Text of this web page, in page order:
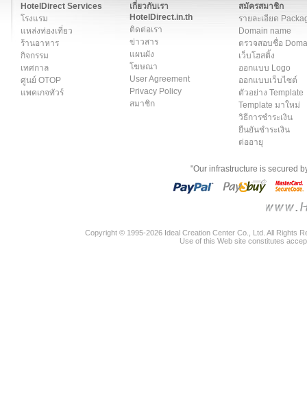
HotelDirect Services
โรงแรม
แหล่งท่องเที่ยว
ร้านอาหาร
กิจกรรม
เทศกาล
ศูนย์ OTOP
แพคเกจทัวร์
เกี่ยวกับเรา
HotelDirect.in.th
ติดต่อเรา
ข่าวสาร
แผนผัง
โฆษณา
User Agreement
Privacy Policy
สมาชิก
สมัครสมาชิก
รายละเอียด
Domain name
ตรวจสอบชื่อ
เว็บโฮสติ้ง
ออกแบบ Logo
ออกแบบเว็บไซต์
ตัวอย่าง Template
Template มาใหม่
วิธีการชำระเงิน
ยืนยันชำระเงิน
ต่ออายุ
"Our infrastructure is secured
Copyright © 1995-2026 Ideal Creation Center Co., Ltd. All Rights
Use of this Web site constitutes